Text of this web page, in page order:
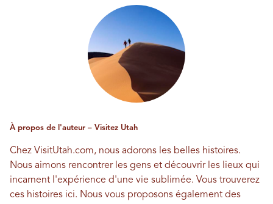
À propos de l'auteur – Visitez Utah
Chez VisitUtah.com, nous adorons les belles histoires.
Nous aimons rencontrer les gens et découvrir les lieux qui
incarnent l'expérience d'une vie sublimée. Vous trouverez
ces histoires ici. Nous vous proposons également des